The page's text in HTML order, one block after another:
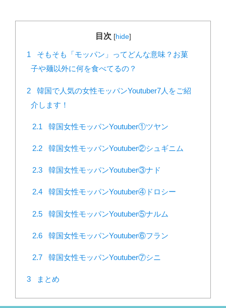
目次 [hide]
1
そもそも「モッパン」ってどんな意味？お菓
子や麺以外に何を食べてるの？
2
韓国で人気の女性モッパンYoutuber7人をご紹
介します！
2.1 韓国女性モッパンYoutuber①ツヤン
2.2 韓国女性モッパンYoutuber②シュギニム
2.3 韓国女性モッパンYoutuber③ナド
2.4 韓国女性モッパンYoutuber④ドロシー
2.5 韓国女性モッパンYoutuber⑤ナルム
2.6 韓国女性モッパンYoutuber⑥フラン
2.7 韓国女性モッパンYoutuber⑦シニ
3 まとめ